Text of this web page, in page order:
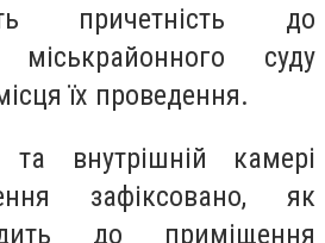
причетність до
міськрайонного суду
їх проведення.
внутрішній камері
зафіксовано, як
до приміщення